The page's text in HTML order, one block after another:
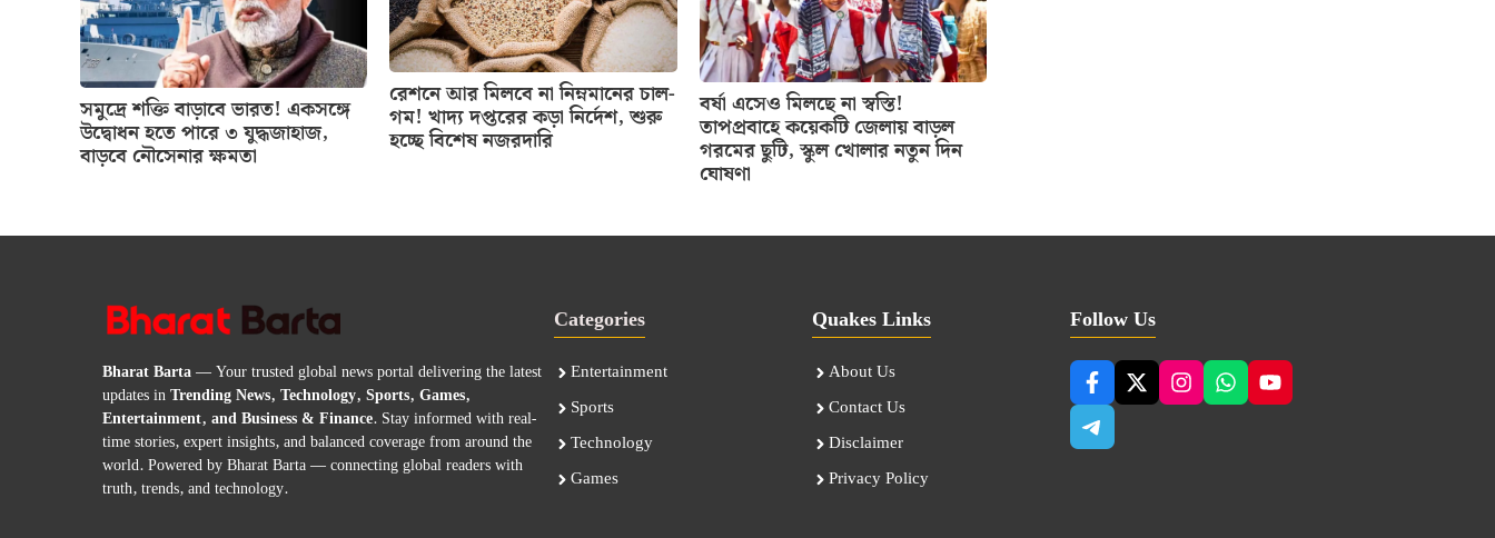
সমুদ্রে শক্তি বাড়াবে ভারত! একসঙ্গে
উদ্বোধন হতে পারে ৩ যুদ্ধজাহাজ,
বাড়বে নৌসেনার ক্ষমতা
রেশনে আর মিলবে না নিম্নমানের চাল-
গম! খাদ্য দপ্তরের কড়া নির্দেশ, শুরু
হচ্ছে বিশেষ নজরদারি
বর্ষা এসেও মিলছে না স্বস্তি!
তাপপ্রবাহে কয়েকটি জেলায় বাড়ল
গরমের ছুটি, স্কুল খোলার নতুন দিন
ঘোষণা
Bharat Barta— Your trusted global news portal delivering the latest
updates inTrending News, Technology, Sports, Games,
Entertainment, and Business & Finance. Stay informed with real-
time stories, expert insights, and balanced coverage from around the
world. Powered by Bharat Barta — connecting global readers with
truth, trends, and technology.
Categories
Entertainment
Sports
Technology
Games
Quakes Links
About Us
Contact Us
Disclaimer
Privacy Policy
Follow Us